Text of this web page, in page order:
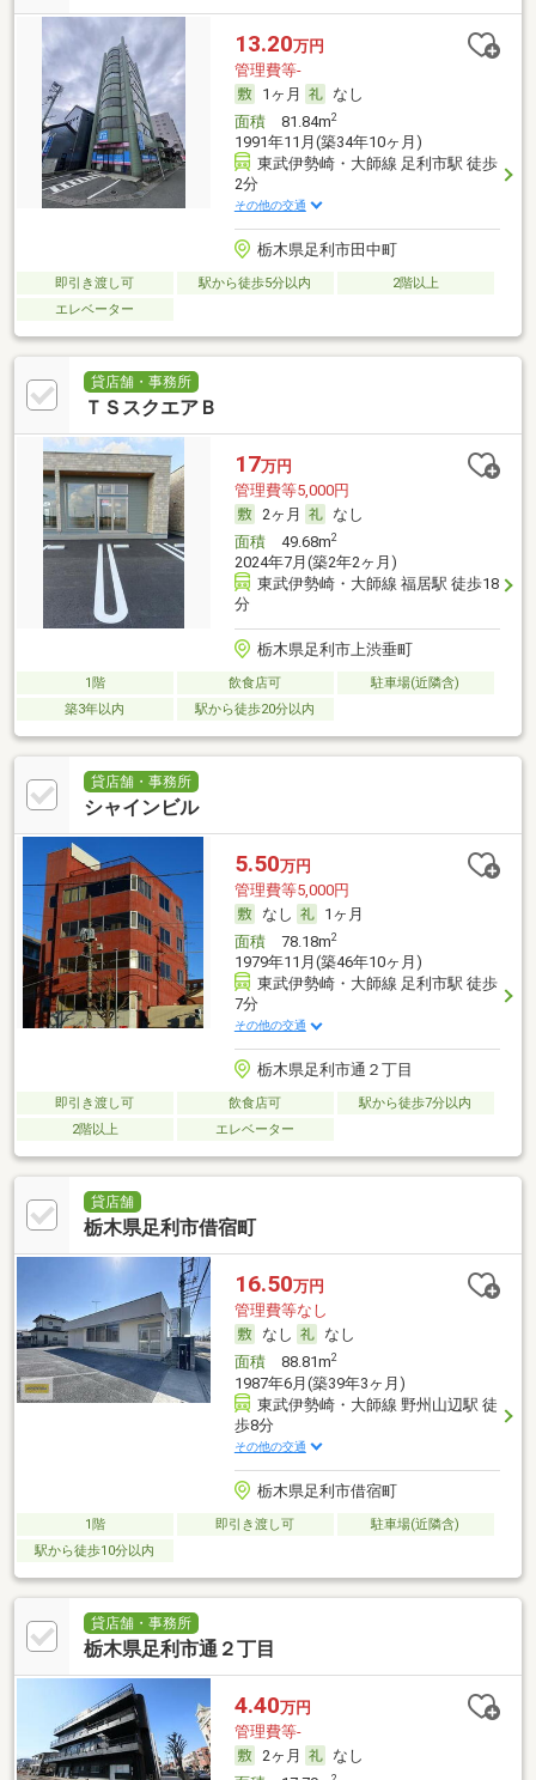
13.20万円
管理費等-
1ヶ月
なし
面積81.84m2
1991年11月(築34年10ヶ月)
東武伊勢崎・大師線 足利市駅 徒歩
2分
その他の交通
栃木県足利市田中町
即引き渡し可 駅から徒歩5分以内
2階以上
エレベーター
貸店舗・事務所
ＴＳスクエアＢ
17万円
管理費等5,000円
2ヶ月
なし
面積49.68m2
2024年7月(築2年2ヶ月)
東武伊勢崎・大師線 福居駅 徒歩18
分
栃木県足利市上渋垂町
1階 飲食店可
駐車場(近隣含)
築3年以内
駅から徒歩20分以内
貸店舗・事務所
シャインビル
5.50万円
管理費等5,000円
なし
1ヶ月
面積78.18m2
1979年11月(築46年10ヶ月)
東武伊勢崎・大師線 足利市駅 徒歩
7分
その他の交通
栃木県足利市通２丁目
即引き渡し可 飲食店可
駅から徒歩7分以内
2階以上
エレベーター
貸店舗
栃木県足利市借宿町
16.50万円
管理費等なし
なし
なし
面積88.81m2
1987年6月(築39年3ヶ月)
東武伊勢崎・大師線 野州山辺駅 徒
歩8分
その他の交通
栃木県足利市借宿町
1階 即引き渡し可
駐車場(近隣含)
駅から徒歩10分以内
貸店舗・事務所
栃木県足利市通２丁目
4.40万円
管理費等-
2ヶ月
なし